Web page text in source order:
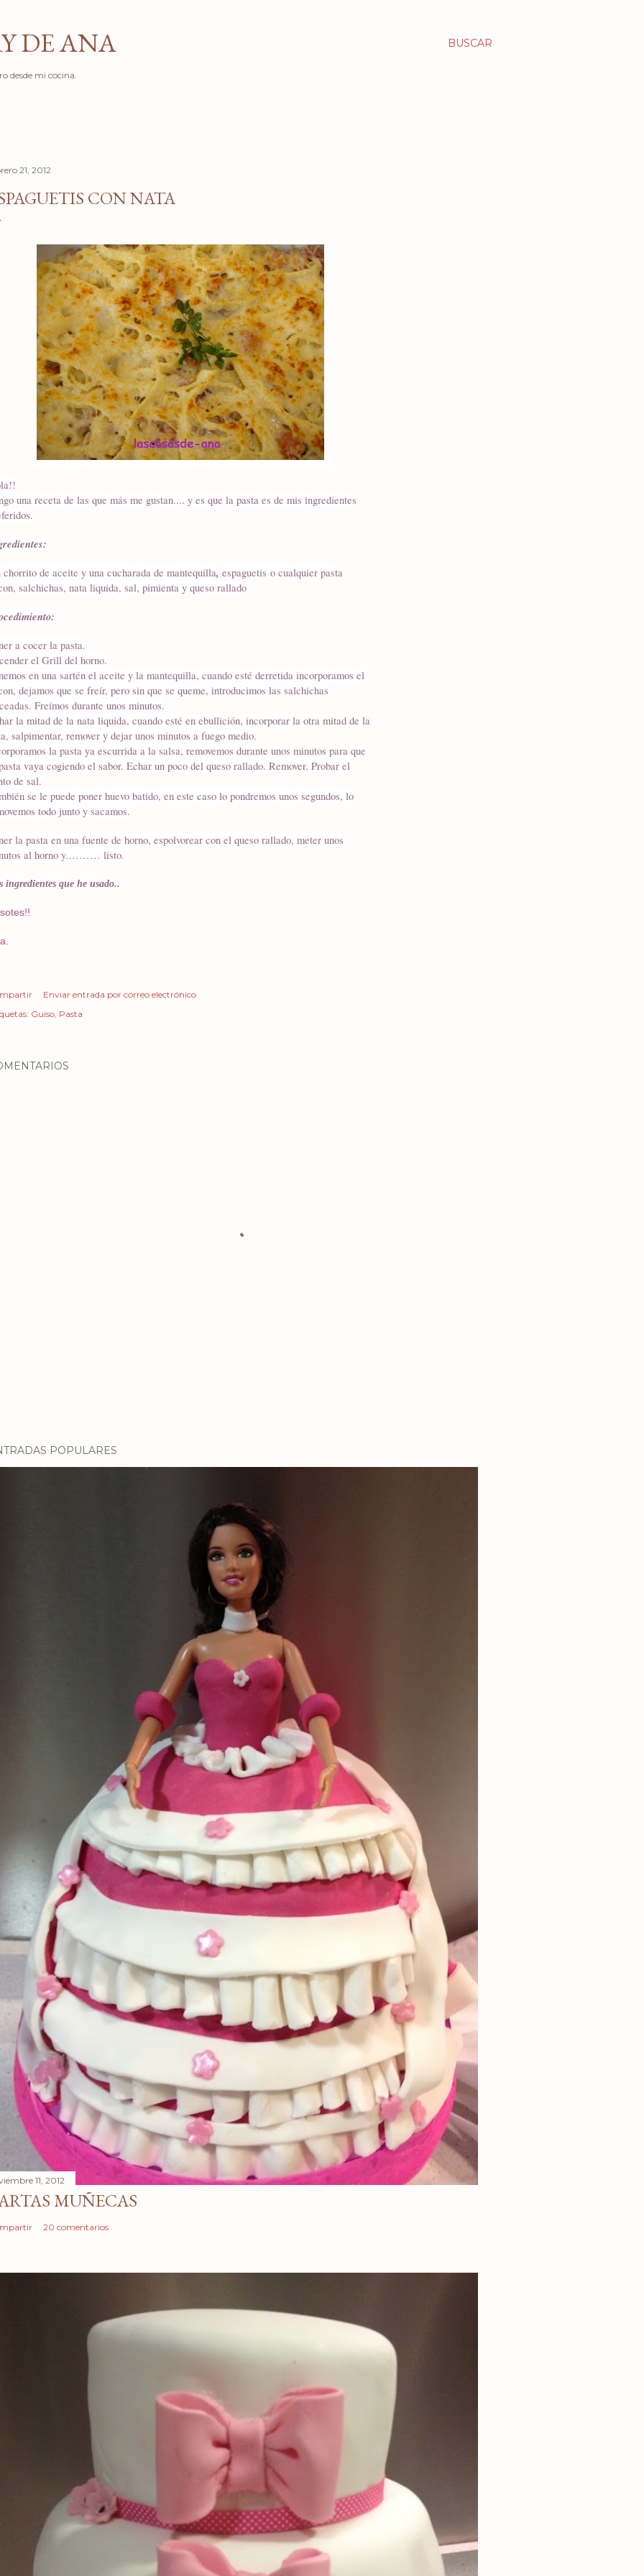
BUSCAR
DE ANA
desde mi cocina.
21, 2012
CON NATA
una receta de las que más me gustan.... y es que la pasta es de mis ingredientes
chorrito de aceite y una cucharada de mantequilla, espaguetis o cualquier pasta
salchichas, nata liquida, sal, pimienta y queso rallado
a cocer la pasta.
el Grill del horno.
en una sartén el aceite y la mantequilla, cuando esté derretida incorporamos el
dejamos que se freír, pero sin que se queme, introducimos las salchichas
Freímos durante unos minutos.
la mitad de la nata liquida, cuando esté en ebullición, incorporar la otra mitad de la
salpimentar, remover y dejar unos minutos a fuego medio.
la pasta ya escurrida a la salsa, removemos durante unos minutos para que
vaya cogiendo el sabor. Echar un poco del queso rallado. Remover. Probar el
de sal.
se le puede poner huevo batido, en este caso lo pondremos unos segundos, lo
todo junto y sacamos.
la pasta en una fuente de horno, espolvorear con el queso rallado, meter unos
al horno y.……… listo.
ingredientes que he usado..
Enviar entrada por correo electrónico
Guiso Pasta
POPULARES
11, 2012
MUÑECAS
20 comentarios